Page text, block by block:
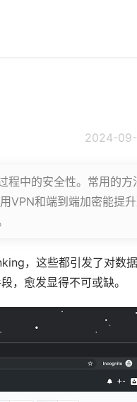
2024-
程中的安全性。常用的方
VPN和端到端加密能提
，这些都引发了对数
，愈发显得不可或缺。